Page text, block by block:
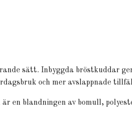
sätt. Inbyggda bröstkuddar
och mer avslappnade
en blandningen av bomull,